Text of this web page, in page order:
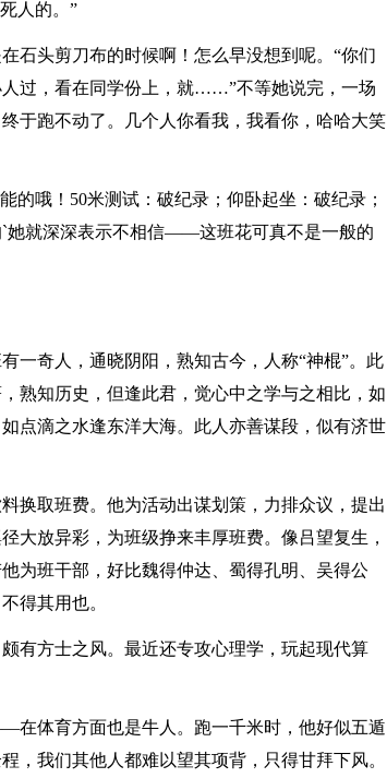
人的。”
头剪刀布的时候啊！怎么早没想到呢。“你们
过，看在同学份上，就……”不等她说完，一场
于跑不动了。几个人你看我，我看你，哈哈大笑
哦！50米测试：破纪录；仰卧起坐：破纪录；
她就深深表示不相信——这班花可真不是一般的
奇人，通晓阴阳，熟知古今，人称“神棍”。此
熟知历史，但逢此君，觉心中之学与之相比，如
点滴之水逢东洋大海。此人亦善谋段，似有济世
取班费。他为活动出谋划策，力排众议，提出
大放异彩，为班级挣来丰厚班费。像吕望复生，
为班干部，好比魏得仲达、蜀得孔明、吴得公
得其用也。
方士之风。最近还专攻心理学，玩起现代算
体育方面也是牛人。跑一千米时，他好似五遁
，我们其他人都难以望其项背，只得甘拜下风。